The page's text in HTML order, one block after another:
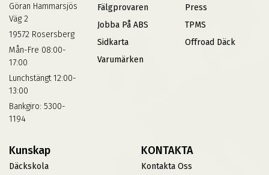
Göran Hammarsjös
Väg 2
19572 Rosersberg
Mån-Fre 08:00-
17:00
Lunchstängt 12:00-
13:00
Bankgiro: 5300-
1194
Fälgprovaren
Jobba På ABS
Sidkarta
Varumärken
Press
TPMS
Offroad Däck
Kunskap
Däckskola
KONTAKTA
Kontakta Oss